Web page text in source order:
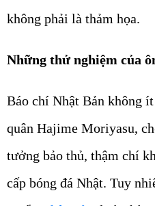
không phải là thảm họa.
Những thử nghiệm của
Báo chí Nhật Bản không
quân Hajime Moriyasu,
tưởng bảo thủ, thậm chí
cấp bóng đá Nhật. Tuy